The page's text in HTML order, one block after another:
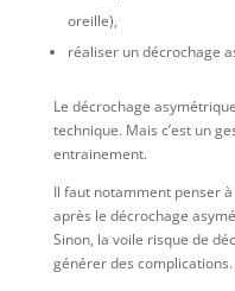
oreille),
réaliser un décrochage
Le décrochage
technique. Mais c’est un
entrainement.
Il faut notamment penser
après le décrochage
Sinon, la voile risque de
générer des complications.